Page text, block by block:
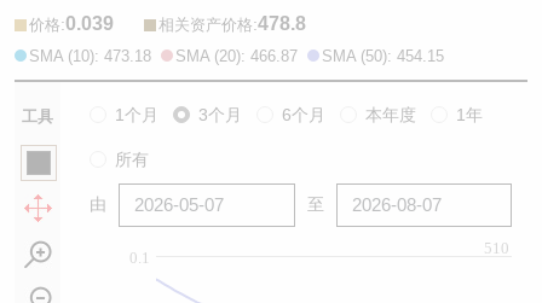
价格:0.039 相关资产价格:478.8
SMA (10): 473.18 SMA (20): 466.87 SMA (50): 454.15
工具 1个月 3个月 6个月 本年度 1年
所有
由 至
0.1
510